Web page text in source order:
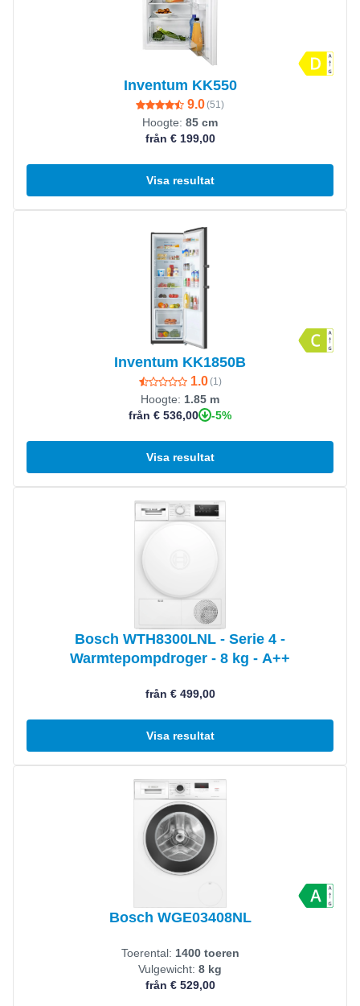
Inventum KK550
9.0(51 )
Hoogte: 85 cm
från € 199,00
Visa resultat
Inventum KK1850B
1.0(1 )
Hoogte: 1.85 m
från € 536,00
-5%
Visa resultat
Bosch WTH8300LNL - Serie 4 -
Warmtepompdroger - 8 kg - A++
från € 499,00
Visa resultat
Bosch WGE03408NL
Toerental: 1400 toeren
Vulgewicht: 8 kg
från € 529,00